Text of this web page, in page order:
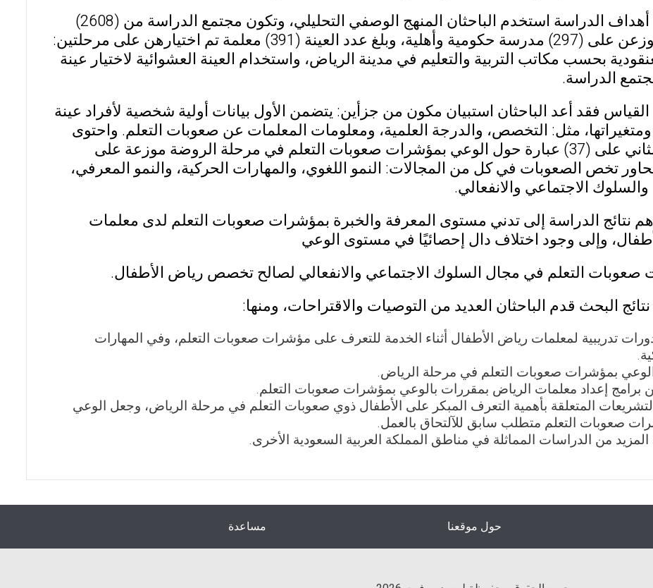
ولتحقيق أهداف الدراسة استخدم الباحثان المنهج الوصفي التحليلي، وتكون مجتمع الدراسة من (2608)
معلمة يتوزعن على (297) مدرسة حكومية وأهلية، وبلغ عدد العينة (391) معلمة تم اختيارهن على مرحلتين:
بحسب مكاتب التربية والتعليم في مدينة الرياض، واستخدام العينة العشوائية لاختيار عينة
الدراسة.
القياس فقد أعد الباحثان استبيان مكون من جزأين: يتضمن الأول بيانات أولية شخصية لأفراد عينة
مثل: التخصص، والدرجة العلمية، ومعلومات المعلمات عن صعوبات التعلم. واحتوى
القسم الثاني على (37) عبارة حول الوعي بمؤشرات صعوبات التعلم في مرحلة الروضة موزعة على
تخص الصعوبات في كل من المجالات: النمو اللغوي، والمهارات الحركية، والنمو المعرفي،
والسلوك الاجتماعي والانفعالي.
نتائج الدراسة إلى تدني مستوى المعرفة والخبرة بمؤشرات صعوبات التعلم لدى معلمات
وإلى وجود اختلاف دال إحصائيًا في مستوى الوعي
صعوبات التعلم في مجال السلوك الاجتماعي والانفعالي لصالح تخصص رياض الأطفال.
البحث قدم الباحثان العديد من التوصيات والاقتراحات، ومنها:
تدريبية لمعلمات رياض الأطفال أثناء الخدمة للتعرف على مؤشرات صعوبات التعلم، وفي المهارات
بمؤشرات صعوبات التعلم في مرحلة الرياض.
برامج إعداد معلمات الرياض بمقررات بالوعي بمؤشرات صعوبات التعلم.
المتعلقة بأهمية التعرف المبكر على الأطفال ذوي صعوبات التعلم في مرحلة الرياض، وجعل الوعي
صعوبات التعلم متطلب سابق للآلتحاق بالعمل.
المزيد من الدراسات المماثلة في مناطق المملكة العربية السعودية الأخرى.
حول موقعنا مساعدة